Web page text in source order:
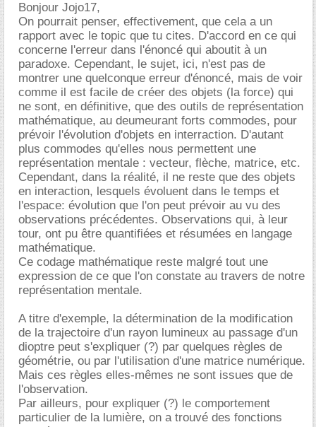
Bonjour Jojo17,
On pourrait penser, effectivement, que cela a un
rapport avec le topic que tu cites. D'accord en ce qui
concerne l'erreur dans l'énoncé qui aboutit à un
paradoxe. Cependant, le sujet, ici, n'est pas de
montrer une quelconque erreur d'énoncé, mais de voir
comme il est facile de créer des objets (la force) qui
ne sont, en définitive, que des outils de représentation
mathématique, au deumeurant forts commodes, pour
prévoir l'évolution d'objets en interraction. D'autant
plus commodes qu'elles nous permettent une
représentation mentale : vecteur, flèche, matrice, etc.
Cependant, dans la réalité, il ne reste que des objets
en interaction, lesquels évoluent dans le temps et
l'espace: évolution que l'on peut prévoir au vu des
observations précédentes. Observations qui, à leur
tour, ont pu être quantifiées et résumées en langage
mathématique.
Ce codage mathématique reste malgré tout une
expression de ce que l'on constate au travers de notre
représentation mentale.
A titre d'exemple, la détermination de la modification
de la trajectoire d'un rayon lumineux au passage d'un
dioptre peut s'expliquer (?) par quelques règles de
géométrie, ou par l'utilisation d'une matrice numérique.
Mais ces règles elles-mêmes ne sont issues que de
l'observation.
Par ailleurs, pour expliquer (?) le comportement
particulier de la lumière, on a trouvé des fonctions